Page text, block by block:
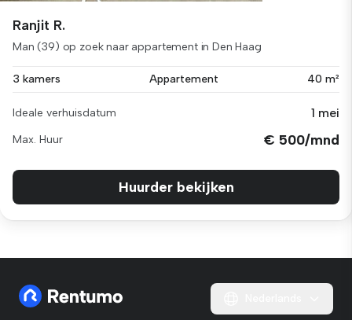
Ranjit R.
Man (39) op zoek naar appartement in Den Haag
3 kamers Appartement 40 m²
Ideale verhuisdatum 1 mei
Max. Huur € 500/mnd
Huurder bekijken